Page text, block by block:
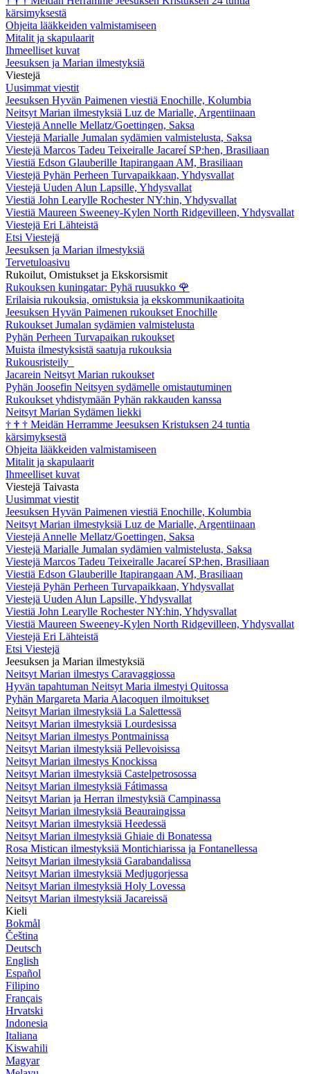
kärsimyksestä
Ohjeita lääkkeiden valmistamiseen
Mitalit ja skapulaarit
Ihmeelliset kuvat
Jeesuksen ja Marian ilmestyksiä
Viestejä
Uusimmat viestit
Jeesuksen Hyvän Paimenen viestiä Enochille, Kolumbia
Neitsyt Marian ilmestyksiä Luz de Marialle, Argentiinaan
Viestejä Annelle Mellatz/Goettingen, Saksa
Viestejä Marialle Jumalan sydämien valmistelusta, Saksa
Viestejä Marcos Tadeu Teixeiralle Jacareí SP:hen, Brasiliaan
Viestiä Edson Glauberille Itapirangaan AM, Brasiliaan
Viestejä Pyhän Perheen Turvapaikkaan, Yhdysvallat
Viestejä Uuden Alun Lapsille, Yhdysvallat
Viestiä John Learylle Rochester NY:hin, Yhdysvallat
Viestiä Maureen Sweeney-Kylen North Ridgevilleen, Yhdysvallat
Viestejä Eri Lähteistä
Etsi Viestejä
Jeesuksen ja Marian ilmestyksiä
Tervetuloasivu
Rukoilut, Omistukset ja Ekskorsismit
Rukouksen kuningatar: Pyhä ruusukko 🌹
Erilaisia rukouksia, omistuksia ja ekskommunikaatioita
Jeesuksen Hyvän Paimenen rukoukset Enochille
Rukoukset Jumalan sydämien valmistelusta
Pyhän Perheen Turvapaikan rukoukset
Muista ilmestyksistä saatuja rukouksia
Rukousristeily
Jacarein Neitsyt Marian rukoukset
Pyhän Joosefin Neitsyen sydämelle omistautuminen
Rukoukset yhdistymään Pyhän rakkauden kanssa
Neitsyt Marian Sydämen liekki
† † † Meidän Herramme Jeesuksen Kristuksen 24 tuntia
kärsimyksestä
Ohjeita lääkkeiden valmistamiseen
Mitalit ja skapulaarit
Ihmeelliset kuvat
Viestejä Taivasta
Uusimmat viestit
Jeesuksen Hyvän Paimenen viestiä Enochille, Kolumbia
Neitsyt Marian ilmestyksiä Luz de Marialle, Argentiinaan
Viestejä Annelle Mellatz/Goettingen, Saksa
Viestejä Marialle Jumalan sydämien valmistelusta, Saksa
Viestejä Marcos Tadeu Teixeiralle Jacareí SP:hen, Brasiliaan
Viestiä Edson Glauberille Itapirangaan AM, Brasiliaan
Viestejä Pyhän Perheen Turvapaikkaan, Yhdysvallat
Viestejä Uuden Alun Lapsille, Yhdysvallat
Viestiä John Learylle Rochester NY:hin, Yhdysvallat
Viestiä Maureen Sweeney-Kylen North Ridgevilleen, Yhdysvallat
Viestejä Eri Lähteistä
Etsi Viestejä
Jeesuksen ja Marian ilmestyksiä
Neitsyt Marian ilmestys Caravaggiossa
Hyvän tapahtuman Neitsyt Maria ilmestyi Quitossa
Pyhän Margareta Maria Alacoquen ilmoitukset
Neitsyt Marian ilmestyksiä La Salettessä
Neitsyt Marian ilmestyksiä Lourdesissa
Neitsyt Marian ilmestys Pontmainissa
Neitsyt Marian ilmestyksiä Pellevoisissa
Neitsyt Marian ilmestys Knockissa
Neitsyt Marian ilmestyksiä Castelpetrosossa
Neitsyt Marian ilmestyksiä Fátimassa
Neitsyt Marian ja Herran ilmestyksiä Campinassa
Neitsyt Marian ilmestyksiä Beauraingissa
Neitsyt Marian ilmestyksiä Heedessä
Neitsyt Marian ilmestyksiä Ghiaie di Bonatessa
Rosa Mistican ilmestyksiä Montichiarissa ja Fontanellessa
Neitsyt Marian ilmestyksiä Garabandalissa
Neitsyt Marian ilmestyksiä Medjugorjessa
Neitsyt Marian ilmestyksiä Holy Lovessa
Neitsyt Marian ilmestyksiä Jacareissä
Kieli
Bokmål
Čeština
Deutsch
English
Español
Filipino
Français
Hrvatski
Indonesia
Italiana
Kiswahili
Magyar